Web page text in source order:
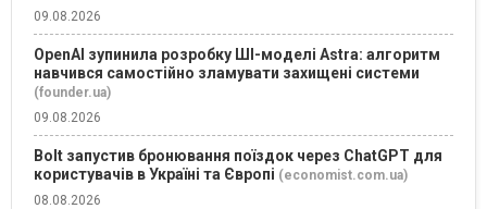
09.08.2026
OpenAI зупинила розробку ШІ-моделі Astra: алгоритм
навчився самостійно зламувати захищені системи
(founder.ua)
09.08.2026
Bolt запустив бронювання поїздок через ChatGPT для
користувачів в Україні та Європі (economist.com.ua)
08.08.2026